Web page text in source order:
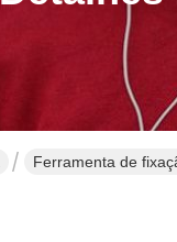
Ferramenta de